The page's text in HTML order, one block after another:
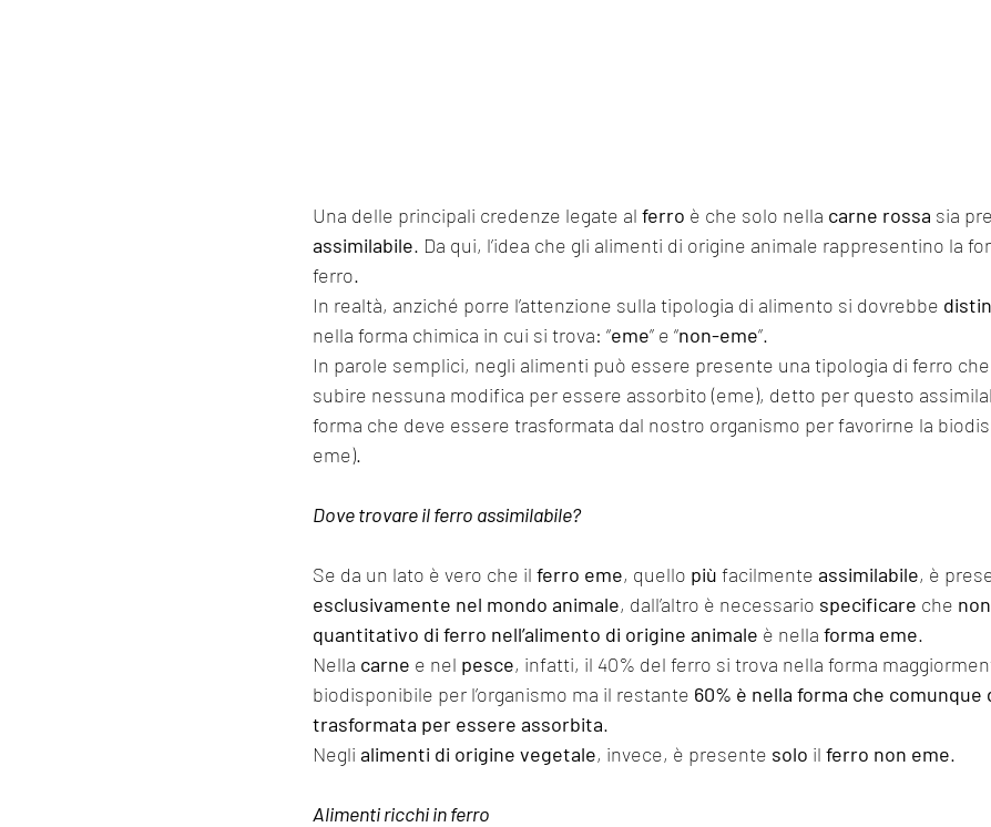
Una delle principali credenze legate al ferro è che solo nella carne rossa sia
assimilabile. Da qui, l’idea che gli alimenti di origine animale rappresentino la
ferro.
In realtà, anziché porre l’attenzione sulla tipologia di alimento si dovrebbe
nella forma chimica in cui si trova: “eme” e “non-eme”.
In parole semplici, negli alimenti può essere presente una tipologia di ferro
subire nessuna modifica per essere assorbito (eme), detto per questo
forma che deve essere trasformata dal nostro organismo per favorirne la
eme).
Dove trovare il ferro assimilabile?
Se da un lato è vero che il ferro eme, quello più facilmente assimilabile, è
esclusivamente nel mondo animale, dall’altro è necessario specificare che
quantitativo di ferro nell’alimento di origine animale è nella forma eme.
Nella carne e nel pesce, infatti, il 40% del ferro si trova nella forma
biodisponibile per l’organismo ma il restante 60% è nella forma che comunque
trasformata per essere assorbita.
Negli alimenti di origine vegetale, invece, è presente solo il ferro non eme.
Alimenti ricchi in ferro